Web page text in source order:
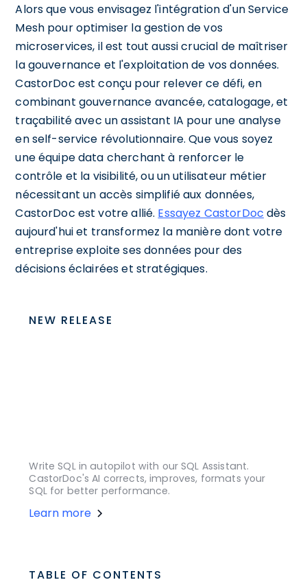
Alors que vous envisagez l'intégration d'un Service
Mesh pour optimiser la gestion de vos
microservices, il est tout aussi crucial de maîtriser
la gouvernance et l'exploitation de vos données.
CastorDoc est conçu pour relever ce défi, en
combinant gouvernance avancée, catalogage, et
traçabilité avec un assistant IA pour une analyse
en self-service révolutionnaire. Que vous soyez
une équipe data cherchant à renforcer le
contrôle et la visibilité, ou un utilisateur métier
nécessitant un accès simplifié aux données,
CastorDoc est votre allié. Essayez CastorDoc dès
aujourd'hui et transformez la manière dont votre
entreprise exploite ses données pour des
décisions éclairées et stratégiques.
NEW RELEASE
Write SQL in autopilot with our SQL Assistant.
CastorDoc's AI corrects, improves, formats your
SQL for better performance.
Learn more
TABLE OF CONTENTS